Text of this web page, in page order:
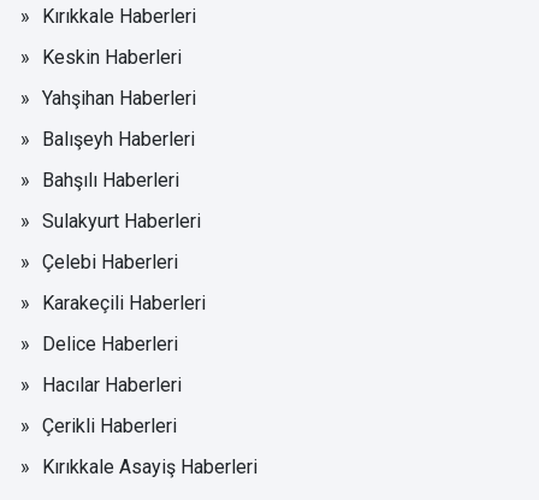
Kırıkkale Haberleri
Keskin Haberleri
Yahşihan Haberleri
Balışeyh Haberleri
Bahşılı Haberleri
Sulakyurt Haberleri
Çelebi Haberleri
Karakeçili Haberleri
Delice Haberleri
Hacılar Haberleri
Çerikli Haberleri
Kırıkkale Asayiş Haberleri